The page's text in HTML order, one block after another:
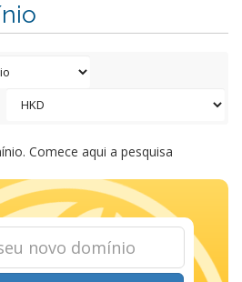
Comece aqui a pesquisa